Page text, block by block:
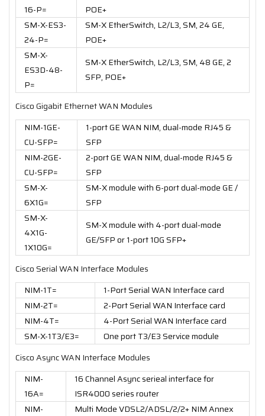
16-P=
POE+
SM-X-ES3-
24-P=
SM-X EtherSwitch, L2/L3, SM, 24 GE,
POE+
SM-X-
ES3D-48-
P=
SM-X EtherSwitch, L2/L3, SM, 48 GE, 2
SFP, POE+
Cisco Gigabit Ethernet WAN Modules
NIM-1GE-
CU-SFP=
1-port GE WAN NIM, dual-mode RJ45 &
SFP
NIM-2GE-
CU-SFP=
2-port GE WAN NIM, dual-mode RJ45 &
SFP
SM-X-
6X1G=
SM-X module with 6-port dual-mode GE /
SFP
SM-X-
4X1G-
1X10G=
SM-X module with 4-port dual-mode
GE/SFP or 1-port 10G SFP+
Cisco Serial WAN Interface Modules
NIM-1T=
1-Port Serial WAN Interface card
NIM-2T=
2-Port Serial WAN Interface card
NIM-4T=
4-Port Serial WAN Interface card
SM-X-1T3/E3=
One port T3/E3 Service module
Cisco Async WAN Interface Modules
NIM-
16A=
16 Channel Async serieal interface for
ISR4000 series router
NIM-
Multi Mode VDSL2/ADSL/2/2+ NIM Annex